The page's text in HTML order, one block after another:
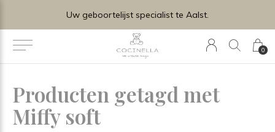
0
Uw geboortelijst specialist te Aalst.
Producten getagd met
Miffy soft